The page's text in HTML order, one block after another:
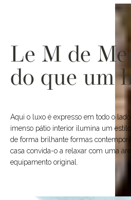
Le M de
do que um
Aqui o luxo é expresso em todo o
imenso pátio interior ilumina um
de forma brilhante formas
casa convida-o a relaxar com uma
equipamento original.